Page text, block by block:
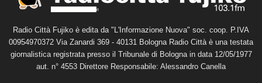
Radio Città Fujiko è edita da "L'Informazione Nuova" soc. coop. P.IVA
00954970372 Via Zanardi 369 - 40131 Bologna Radio Città è una testata
giornalistica registrata presso il Tribunale di Bologna in data 12/05/1977
aut. n° 4553 Direttore Responsabile: Alessandro Canella